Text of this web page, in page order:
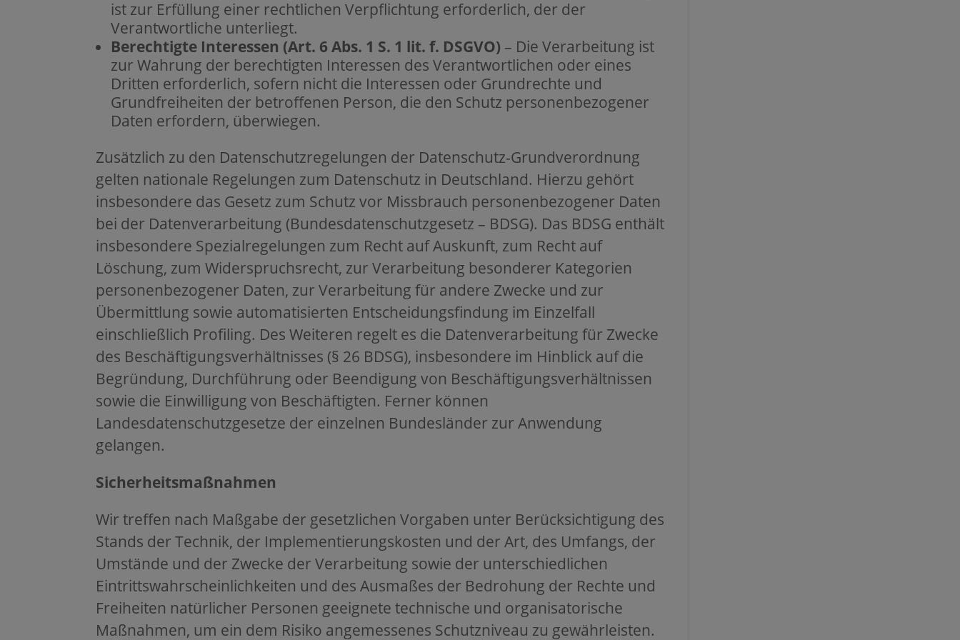
ist zur Erfüllung einer rechtlichen Verpflichtung erforderlich, der der
Verantwortliche unterliegt.
Berechtigte Interessen (Art. 6 Abs. 1 S. 1 lit. f. DSGVO) – Die Verarbeitung ist
zur Wahrung der berechtigten Interessen des Verantwortlichen oder eines
Dritten erforderlich, sofern nicht die Interessen oder Grundrechte und
Grundfreiheiten der betroffenen Person, die den Schutz personenbezogener
Daten erfordern, überwiegen.
Zusätzlich zu den Datenschutzregelungen der Datenschutz-Grundverordnung
gelten nationale Regelungen zum Datenschutz in Deutschland. Hierzu gehört
insbesondere das Gesetz zum Schutz vor Missbrauch personenbezogener Daten
bei der Datenverarbeitung (Bundesdatenschutzgesetz – BDSG). Das BDSG enthält
insbesondere Spezialregelungen zum Recht auf Auskunft, zum Recht auf
Löschung, zum Widerspruchsrecht, zur Verarbeitung besonderer Kategorien
personenbezogener Daten, zur Verarbeitung für andere Zwecke und zur
Übermittlung sowie automatisierten Entscheidungsfindung im Einzelfall
einschließlich Profiling. Des Weiteren regelt es die Datenverarbeitung für Zwecke
des Beschäftigungsverhältnisses (§ 26 BDSG), insbesondere im Hinblick auf die
Begründung, Durchführung oder Beendigung von Beschäftigungsverhältnissen
sowie die Einwilligung von Beschäftigten. Ferner können
Landesdatenschutzgesetze der einzelnen Bundesländer zur Anwendung
gelangen.
Sicherheitsmaßnahmen
Wir treffen nach Maßgabe der gesetzlichen Vorgaben unter Berücksichtigung des
Stands der Technik, der Implementierungskosten und der Art, des Umfangs, der
Umstände und der Zwecke der Verarbeitung sowie der unterschiedlichen
Eintrittswahrscheinlichkeiten und des Ausmaßes der Bedrohung der Rechte und
Freiheiten natürlicher Personen geeignete technische und organisatorische
Maßnahmen, um ein dem Risiko angemessenes Schutzniveau zu gewährleisten.